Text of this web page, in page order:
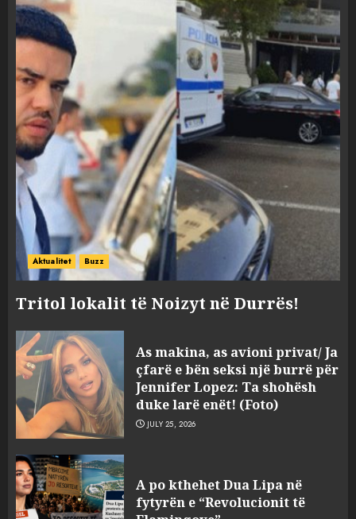
Aktualitet Buzz
Tritol lokalit të Noizyt në Durrës!
As makina, as avioni privat/ Ja
çfarë e bën seksi një burrë për
Jennifer Lopez: Ta shohësh
duke larë enët! (Foto)
JULY 25, 2026
A po kthehet Dua Lipa në
fytyrën e “Revolucionit të
racist në rrjetet sociale ndaj
gazetarit grek me origjinë
shqiptare: Je mysafir këtu,